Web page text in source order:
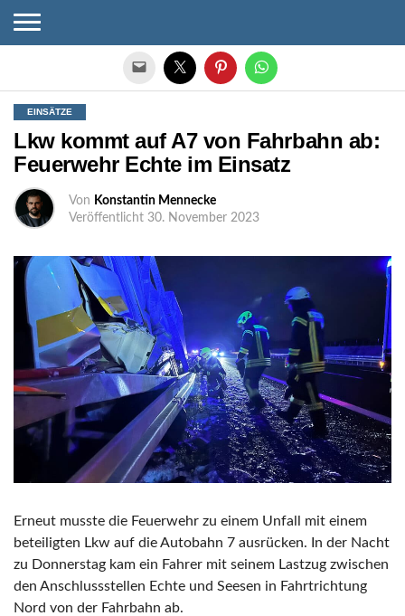
EINSÄTZE
Lkw kommt auf A7 von Fahrbahn ab:
Feuerwehr Echte im Einsatz
Von Konstantin Mennecke
Veröffentlicht 30. November 2023
Erneut musste die Feuerwehr zu einem Unfall mit einem
beteiligten Lkw auf die Autobahn 7 ausrücken. In der Nacht
zu Donnerstag kam ein Fahrer mit seinem Lastzug zwischen
den Anschlussstellen Echte und Seesen in Fahrtrichtung
Nord von der Fahrbahn ab.